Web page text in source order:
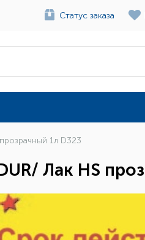
Статус заказа
1л D323
Лак HS